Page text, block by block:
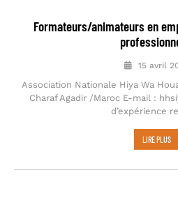
Formateurs/animateurs en
15 avril
Association Nationale Hiya Wa
Charaf Agadir /Maroc E-mail :
d’expérience
LIRE PLUS